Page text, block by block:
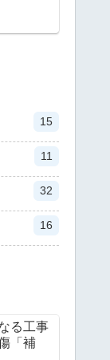
15
11
32
16
る工事
「補